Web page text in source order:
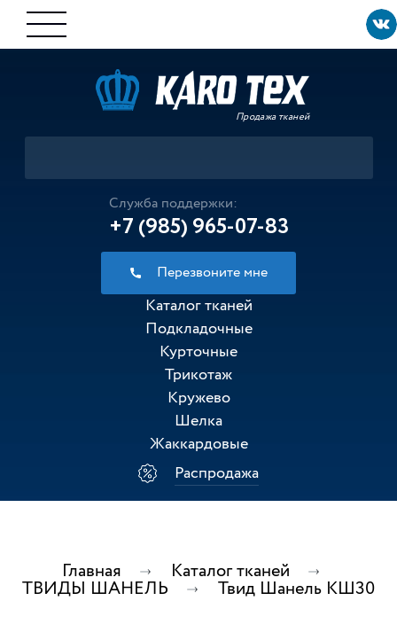
Продажа тканей
Служба поддержки:
+7 (985) 965-07-83
Перезвоните мне
Каталог тканей
Подкладочные
Курточные
Трикотаж
Кружево
Шелка
Жаккардовые
Распродажа
Главная Каталог тканей
ТВИДЫ ШАНЕЛЬ Твид Шанель КШ30